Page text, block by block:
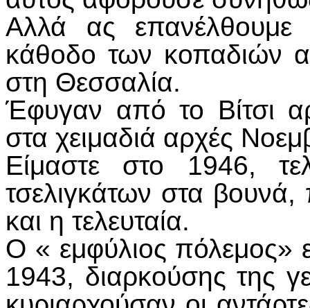
Αλλά ας
κάθοδο των κοπαδιών
στη Θεσσαλία.
Έφυγαν από το Βίτσι
στα χειμαδιά αρχές
Είμαστε στο 1946,
τσελιγκάτων στα βουνά,
και η τελευταία.
Ο « εμφύλιος πόλεμος»
1943, διαρκούσης της